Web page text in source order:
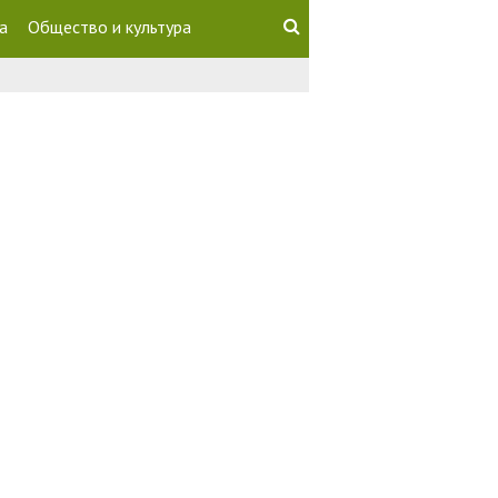
Общество и культура